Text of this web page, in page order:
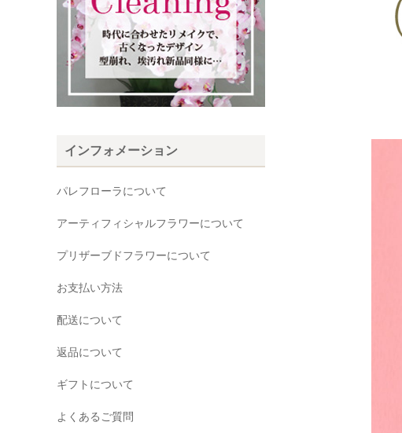
インフォメーション
パレフローラについて
アーティフィシャルフラワーについて
プリザーブドフラワーについて
お支払い方法
配送について
返品について
ギフトについて
よくあるご質問